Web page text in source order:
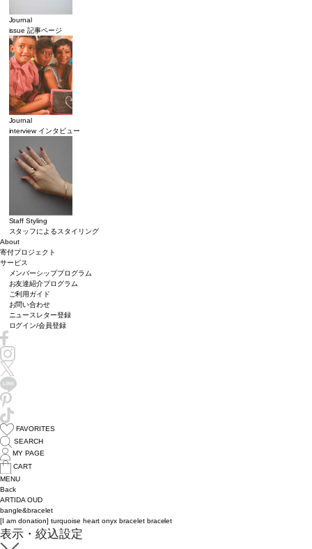
Journal
issue 記事ページ
Journal
interview インタビュー
Staff Styling
スタッフによるスタイリング
About
寄付プロジェクト
サービス
メンバーシッププログラム
お友達紹介プログラム
ご利用ガイド
お問い合わせ
ニュースレター登録
ログイン/会員登録
FAVORITES
SEARCH
MY PAGE
CART
MENU
Back
ARTIDA OUD
bangle&bracelet
[I am donation] turquoise heart onyx bracelet bracelet
表示・絞込設定